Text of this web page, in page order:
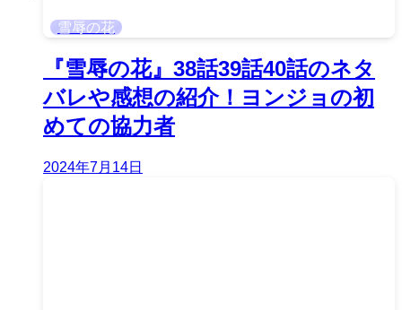
雪辱の花
『雪辱の花』38話39話40話のネタ
バレや感想の紹介！ヨンジョの初
めての協力者
2024年7月14日